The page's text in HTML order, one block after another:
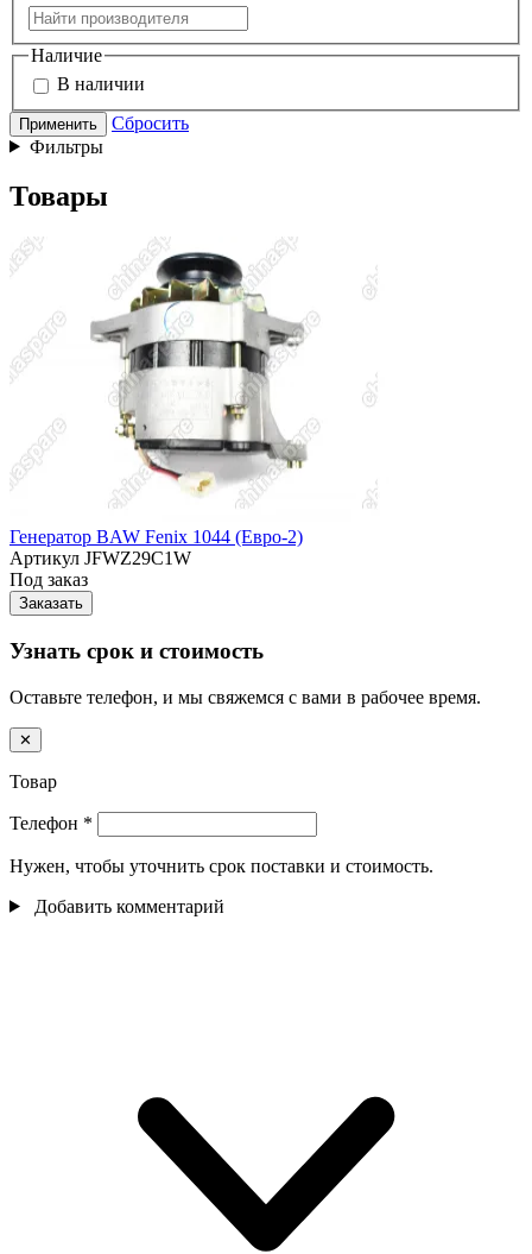
Наличие
В наличии
Применить
Сбросить
Фильтры
Товары
Генератор BAW Fenix 1044 (Евро-2)
Артикул JFWZ29C1W
Под заказ
Заказать
Узнать срок и стоимость
Оставьте телефон, и мы свяжемся с вами в рабочее время.
✕
Товар
Телефон *
Нужен, чтобы уточнить срок поставки и стоимость.
Добавить комментарий